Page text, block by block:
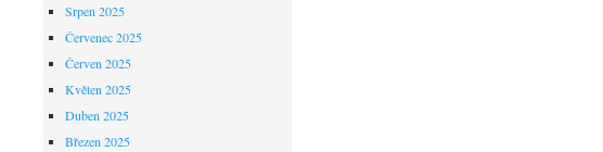
Srpen 2025
Červenec 2025
Červen 2025
Květen 2025
Duben 2025
Březen 2025